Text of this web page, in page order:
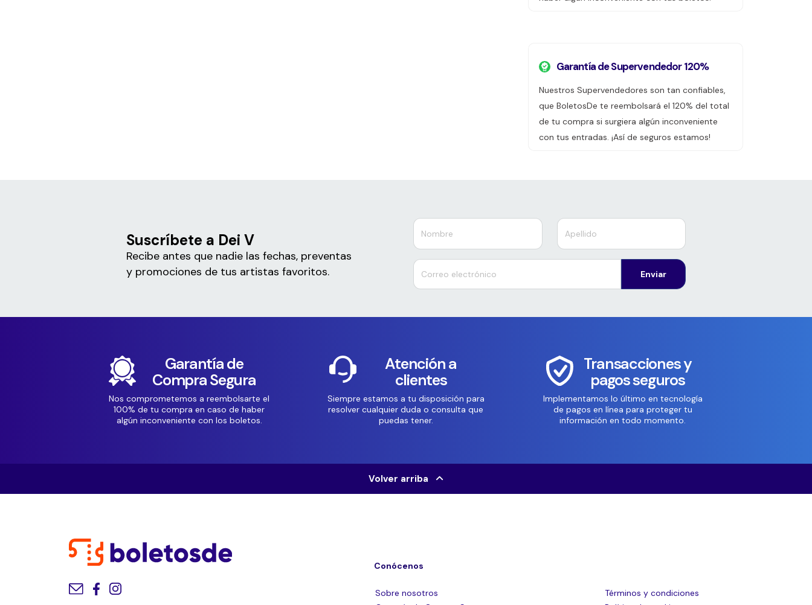
Garantía de Supervendedor 120%
Nuestros Supervendedores son tan confiables,
que BoletosDe te reembolsará el 120% del total
de tu compra si surgiera algún inconveniente
con tus entradas. ¡Así de seguros estamos!
Suscríbete a Dei V
Recibe antes que nadie las fechas, preventas
y promociones de tus artistas favoritos.
Enviar
Garantía de
Compra Segura
Nos comprometemos a reembolsarte el
100% de tu compra en caso de haber
algún inconveniente con los boletos.
Atención a
clientes
Siempre estamos a tu disposición para
resolver cualquier duda o consulta que
puedas tener.
Transacciones y
pagos seguros
Implementamos lo último en tecnología
de pagos en línea para proteger tu
información en todo momento.
Volver arriba
Conócenos
Sobre nosotros
Términos y condiciones